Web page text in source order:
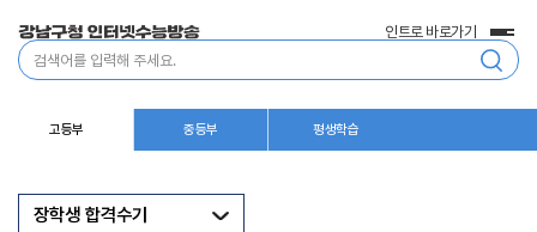
통
합
인트로 바로가기
전
체
메
고등부 중등부 평생학습
장학생 합격수기